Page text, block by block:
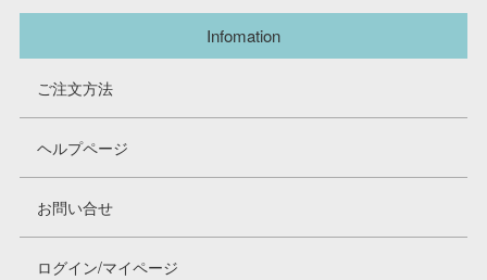
Infomation
ご注文方法
ヘルプページ
お問い合せ
ログイン/マイページ